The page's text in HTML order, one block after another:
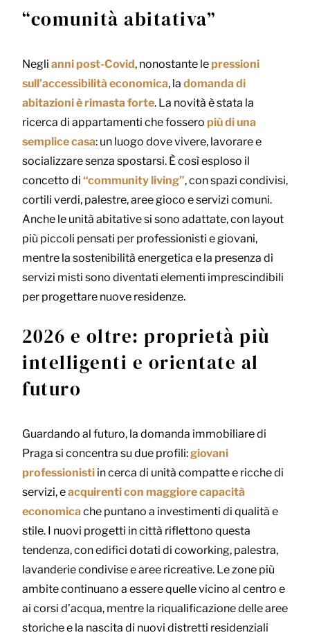
“comunità abitativa”
Negli anni post-Covid, nonostante le pressioni
sull’accessibilità economica, la domanda di
abitazioni è rimasta forte. La novità è stata la
ricerca di appartamenti che fossero più di una
semplice casa: un luogo dove vivere, lavorare e
socializzare senza spostarsi. È così esploso il
concetto di “community living”, con spazi condivisi,
cortili verdi, palestre, aree gioco e servizi comuni.
Anche le unità abitative si sono adattate, con layout
più piccoli pensati per professionisti e giovani,
mentre la sostenibilità energetica e la presenza di
servizi misti sono diventati elementi imprescindibili
per progettare nuove residenze.
2026 e oltre: proprietà più
intelligenti e orientate al
futuro
Guardando al futuro, la domanda immobiliare di
Praga si concentra su due profili:giovani
professionisti in cerca di unità compatte e ricche di
servizi, eacquirenti con maggiore capacità
economica che puntano a investimenti di qualità e
stile. I nuovi progetti in città riflettono questa
tendenza, con edifici dotati di coworking, palestra,
lavanderie condivise e aree ricreative. Le zone più
ambite continuano a essere quelle vicino al centro e
ai corsi d’acqua, mentre la riqualificazione delle aree
storiche e la nascita di nuovi distretti residenziali